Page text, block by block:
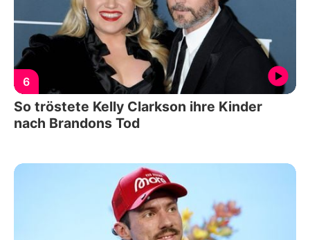
6
So tröstete Kelly Clarkson ihre Kinder
nach Brandons Tod